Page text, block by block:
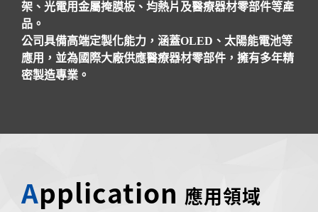
架、光電用金屬掩膜板、均熱片及醫療器材零部件等產
品。
公司具備高端定製化能力，涵蓋OLED、太陽能電池等
應用，並為國際大廠供應醫療器材零部件，擁有多年精
密製造專業。
Application 應用領域